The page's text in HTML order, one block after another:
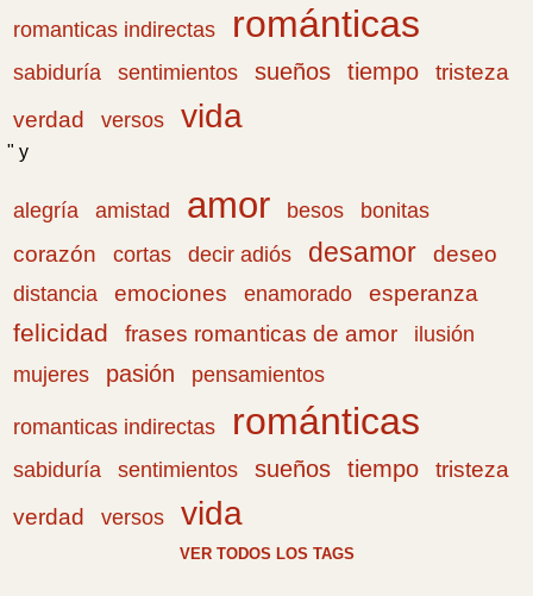
romanticas indirectas románticas
sabiduría sentimientos sueños tiempo
tristeza
verdad
versos vida
" y
alegría amistad amor besos
bonitas
corazón
cortas decir adiós desamor deseo
distancia emociones enamorado esperanza
felicidad frases romanticas de amor
ilusión
mujeres
pasión pensamientos
romanticas indirectas románticas
sabiduría sentimientos sueños tiempo
tristeza
verdad
versos vida
VER TODOS LOS TAGS